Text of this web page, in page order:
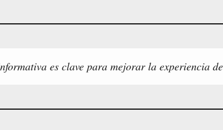
es clave para mejorar la experiencia